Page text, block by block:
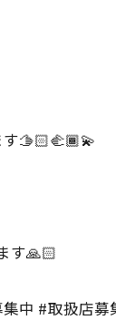
🫱🏻‍🫲🏾💫
す🙏🏻
中 #取扱店募